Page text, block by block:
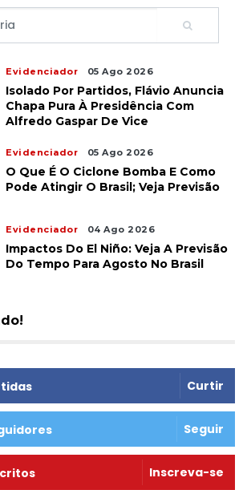
Evidenciador 05 Ago 2026
Isolado Por Partidos, Flávio Anuncia
Chapa Pura À Presidência Com
Alfredo Gaspar De Vice
Evidenciador 05 Ago 2026
O Que É O Ciclone Bomba E Como
Pode Atingir O Brasil; Veja Previsão
Evidenciador 04 Ago 2026
Impactos Do El Niño: Veja A Previsão
Do Tempo Para Agosto No Brasil
Curtir
Seguir
Inscreva-se